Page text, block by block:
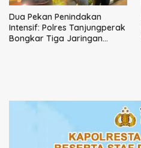
Dua Pekan Penindakan
Intensif: Polres Tanjungperak
Bongkar Tiga Jaringan